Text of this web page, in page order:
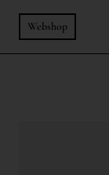
Webshop